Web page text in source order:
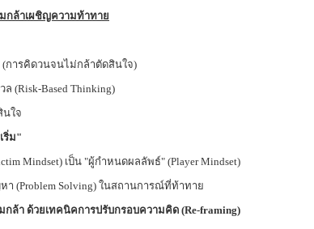
กล้าเผชิญความท้าทาย
(การคิดวนจนไม่กล้าตัดสินใจ)
(Risk-Based Thinking)
นใจ
ริ่ม"
Mindset) เป็น "ผู้กำหนดผลลัพธ์" (Player Mindset)
(Problem Solving) ในสถานการณ์ที่ท้าทาย
กล้า ด้วยเทคนิคการปรับกรอบความคิด (Re-framing)